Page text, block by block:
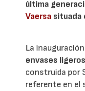
última
Vaersa situada
La
envases
construida por
referente en el